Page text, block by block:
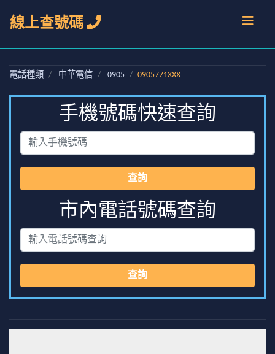
線上查號碼
電話種類 中華電信 0905 0905771XXX
手機號碼快速查詢
查詢
市內電話號碼查詢
查詢